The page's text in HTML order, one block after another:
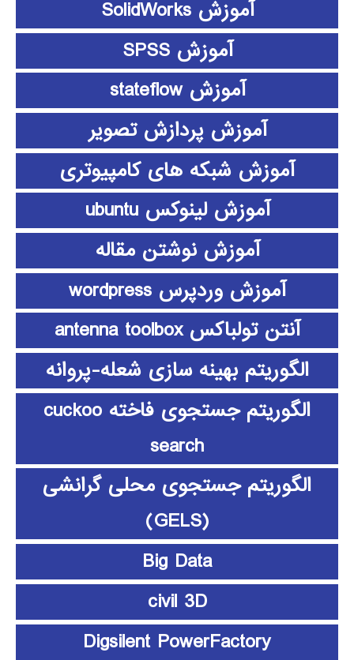
آموزش SolidWorks
آموزش SPSS
آموزش stateflow
آموزش پردازش تصویر
آموزش شبکه های کامپیوتری
آموزش لینوکس ubuntu
آموزش نوشتن مقاله
آموزش وردپرس wordpress
آنتن تولباکس antenna toolbox
الگوریتم بهینه سازی شعله-پروانه
الگوریتم جستجوی فاخته cuckoo
search
الگوریتم جستجوی محلی گرانشی
(GELS)
Big Data
civil 3D
Digsilent PowerFactory